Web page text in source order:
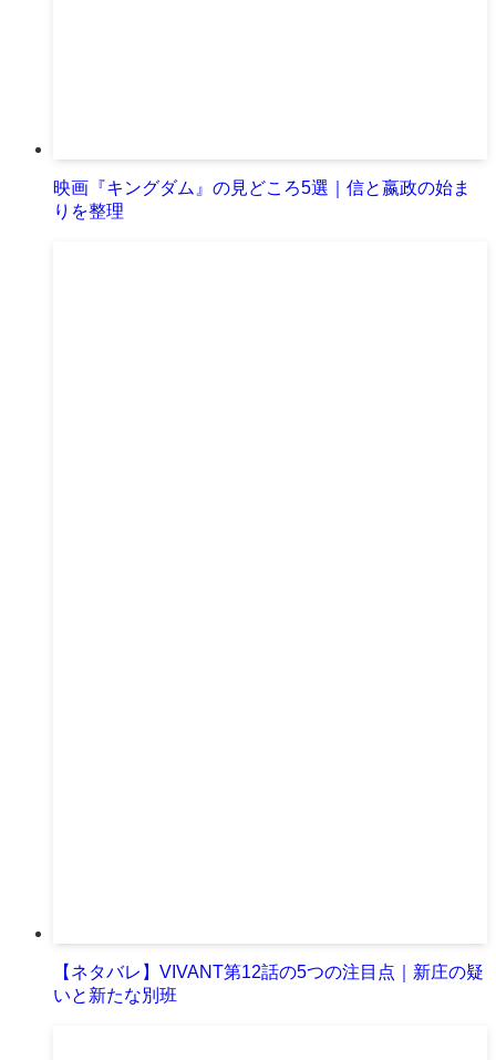
映画『キングダム』の見どころ5選｜信と嬴政の始ま
りを整理
【ネタバレ】VIVANT第12話の5つの注目点｜新庄の疑
いと新たな別班